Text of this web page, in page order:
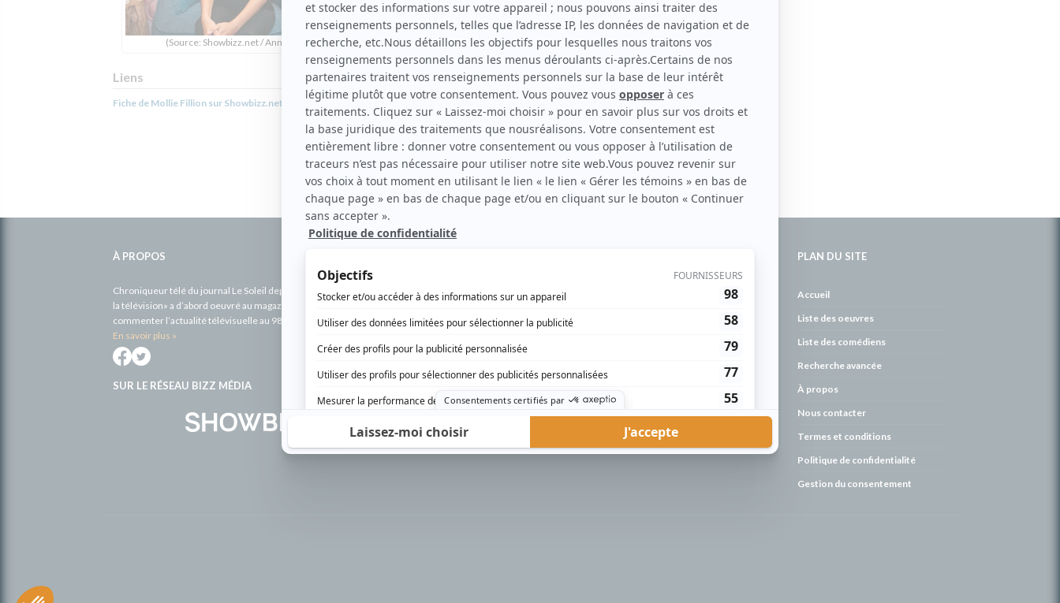
(Source: Showbizz.net / Annie Diotte)
Liens
Fiche de Mollie Fillion sur Showbizz.net
Sorcières(Romane2024-)
Haute démolition
Kim
Nous( Louky Ricard-Kanitché)
Fragments(Styliste)
Doute raisonnable(Agente Simard2023)
Cerebrum(Karel Jobin-Fouquet2022)
À PROPOS
Chroniqueur télé du journal Le Soleil depuis 2001, Richard Therrien carbure à son petit écran. Celui qu’on surnomme parfois «l’encyclopédie de
la télévision» a d’abord oeuvré au magazine TV Hebdo de 1996 à 2001. Sa spécialité: la télé québécoise. On peut l’entendre régulièrement
commenter l’actualité télévisuelle au 98,5.
En savoir plus »
SUR LE RÉSEAU BIZZ MÉDIA
PLAN DU SITE
Accueil
Liste des oeuvres
Liste des comédiens
Recherche avancée
À propos
Nous contacter
Termes et conditions
Politique de confidentialité
Gestion du consentement